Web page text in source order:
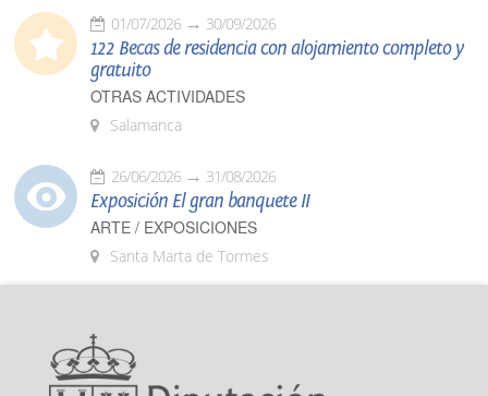
01/07/2026 30/09/2026
122 Becas de residencia con alojamiento completo y
gratuito
OTRAS ACTIVIDADES
Salamanca
26/06/2026 31/08/2026
Exposición El gran banquete II
ARTE / EXPOSICIONES
Santa Marta de Tormes